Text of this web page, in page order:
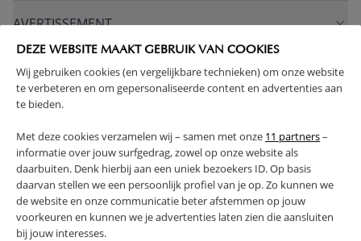
DEZE WEBSITE MAAKT GEBRUIK VAN COOKIES
Wij gebruiken cookies (en vergelijkbare technieken) om onze website
te verbeteren en om gepersonaliseerde content en advertenties aan
te bieden.
Met deze cookies verzamelen wij – samen met onze 11 partners–
informatie over jouw surfgedrag, zowel op onze website als
daarbuiten. Denk hierbij aan een uniek bezoekers ID. Op basis
daarvan stellen we een persoonlijk profiel van je op. Zo kunnen we
de website en onze communicatie beter afstemmen op jouw
voorkeuren en kunnen we je advertenties laten zien die aansluiten
bij jouw interesses.
AVERTISSEMENT
CARACTÉRISTIQUES
FAQ
RETOURS